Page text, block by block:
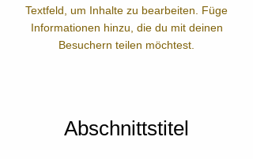
Textfeld, um Inhalte zu bearbeiten. Füge
Informationen hinzu, die du mit deinen
Besuchern teilen möchtest.
Abschnittstitel